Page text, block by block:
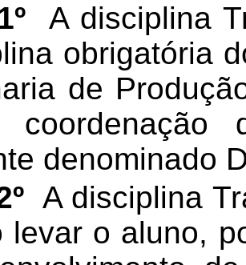
A disciplina
obrigatória
de
denominado
A disciplina
levar o aluno,